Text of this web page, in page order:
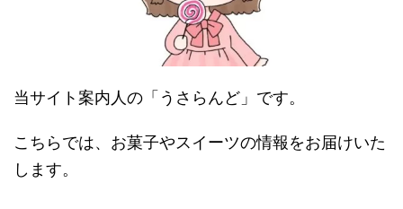
当サイト案内人の「うさらんど」です。
こちらでは、お菓子やスイーツの情報をお届けいた
します。